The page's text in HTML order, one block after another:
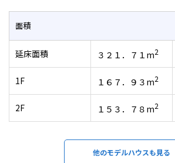
面積
延床面積 ３２１．７１m2
1F １６７．９３m2
2F １５３．７８m2
他のモデルハウスも見る